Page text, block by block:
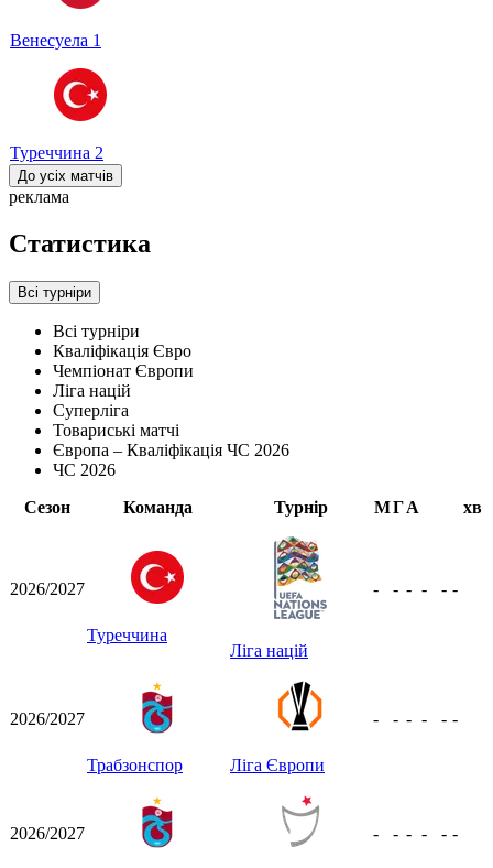
Венесуела 1
Туреччина 2
До усіх матчів
реклама
Статистика
Всі турніри
Всі турніри
Кваліфікація Євро
Чемпіонат Європи
Ліга націй
Суперліга
Товариські матчі
Європа – Кваліфікація ЧС 2026
ЧС 2026
Сезон
Команда Турнір МГА хв
2026/2027
Туреччина
Ліга націй
- - - - - -
2026/2027
Трабзонспор Ліга Європи
- - - - - -
2026/2027 - - - - - -